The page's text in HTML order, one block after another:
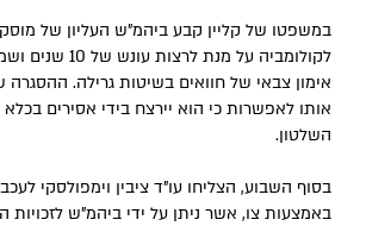
במשפטו של קליין קבע ביהמ"ש העליון של
לקולומביה על מנת
אימון צבאי של חוואים בשיטות גרילה. ההסגרה
אותו לאפשרות כי הוא יירצח בידי אסירים בכלא
השלטון.
בסוף השבוע, הצליחו עו"ד ציבין וימפולסקי
באמצעות צו, אשר ניתן על ידי ביהמ"ש